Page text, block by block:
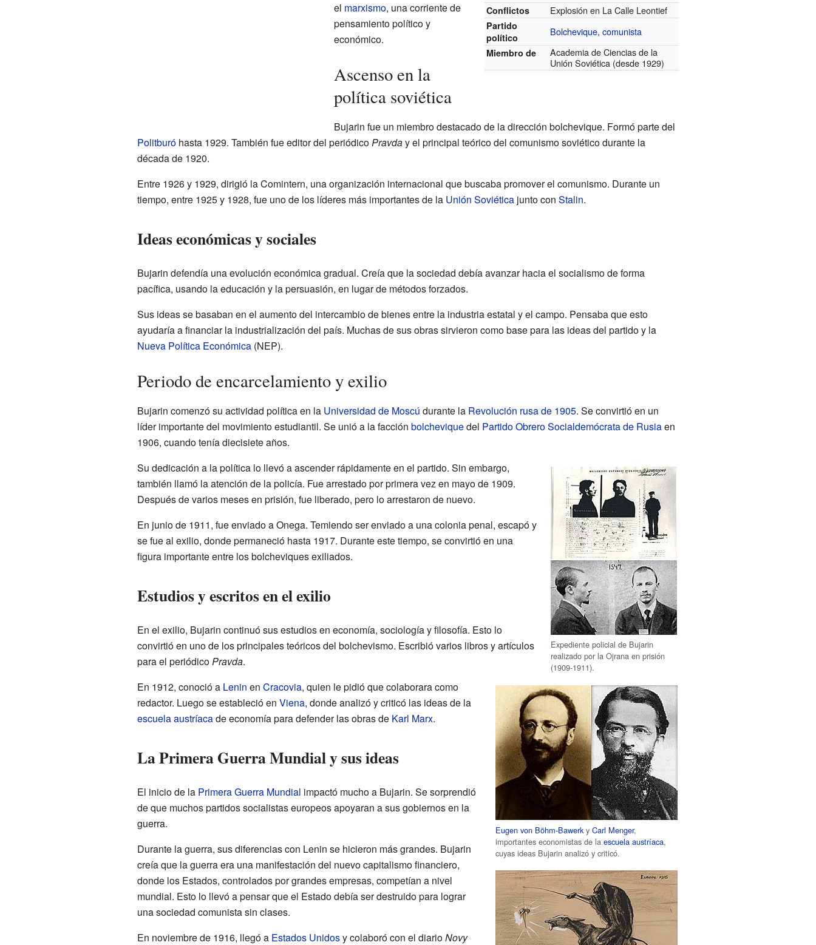
Conflictos Explosión en La Calle Leontief
Partido
político
Bolchevique,comunista
Miembro de
Academia de Ciencias de la
Unión Soviética (desde 1929)
el marxismo, una corriente de
pensamiento político y
económico.
Ascenso en la
política soviética
Bujarin fue un miembro destacado de la dirección bolchevique. Formó parte del
Politburóhasta 1929. También fue editor del periódicoPravday el principal teórico del comunismo soviético durante la
década de 1920.
Entre 1926 y 1929, dirigió la Comintern, una organización internacional que buscaba promover el comunismo. Durante un
tiempo, entre 1925 y 1928, fue uno de los líderes más importantes de la Unión Soviéticajunto con Stalin.
Ideas económicas y sociales
Bujarin defendía una evolución económica gradual. Creía que la sociedad debía avanzar hacia el socialismo de forma
pacífica, usando la educación y la persuasión, en lugar de métodos forzados.
Sus ideas se basaban en el aumento del intercambio de bienes entre la industria estatal y el campo. Pensaba que esto
ayudaría a financiar la industrialización del país. Muchas de sus obras sirvieron como base para las ideas del partido y la
Nueva Política Económica(NEP).
Periodo de encarcelamiento y exilio
Bujarin comenzó su actividad política en la Universidad de Moscú durante la Revolución rusa de 1905. Se convirtió en un
líder importante del movimiento estudiantil. Se unió a la facción bolcheviquedel Partido Obrero Socialdemócrata de Rusiaen
1906, cuando tenía diecisiete años.
Expediente policial de Bujarin
realizado por la Ojrana en prisión
(1909-1911).
Su dedicación a la política lo llevó a ascender rápidamente en el partido. Sin embargo,
también llamó la atención de la policía. Fue arrestado por primera vez en mayo de 1909.
Después de varios meses en prisión, fue liberado, pero lo arrestaron de nuevo.
En junio de 1911, fue enviado a Onega. Temiendo ser enviado a una colonia penal, escapó y
se fue al exilio, donde permaneció hasta 1917. Durante este tiempo, se convirtió en una
figura importante entre los bolcheviques exiliados.
Estudios y escritos en el exilio
Eugen von Böhm-Bawerk yCarl Menger,
importantes economistas de laescuela austríaca,
cuyas ideas Bujarin analizó y criticó.
En el exilio, Bujarin continuó sus estudios en economía, sociología y filosofía. Esto lo
convirtió en uno de los principales teóricos del bolchevismo. Escribió varios libros y artículos
para el periódicoPravda.
En 1912, conoció a Lenin en Cracovia, quien le pidió que colaborara como
redactor. Luego se estableció en Viena, donde analizó y criticó las ideas de la
escuela austríacade economía para defender las obras de Karl Marx.
La Primera Guerra Mundial y sus ideas
El inicio de la Primera Guerra Mundial impactó mucho a Bujarin. Se sorprendió
de que muchos partidos socialistas europeos apoyaran a sus gobiernos en la
guerra.
Durante la guerra, sus diferencias con Lenin se hicieron más grandes. Bujarin
creía que la guerra era una manifestación del nuevo capitalismo financiero,
donde los Estados, controlados por grandes empresas, competían a nivel
mundial. Esto lo llevó a pensar que el Estado debía ser destruido para lograr
una sociedad comunista sin clases.
En noviembre de 1916, llegó a Estados Unidosy colaboró con el diarioNovy